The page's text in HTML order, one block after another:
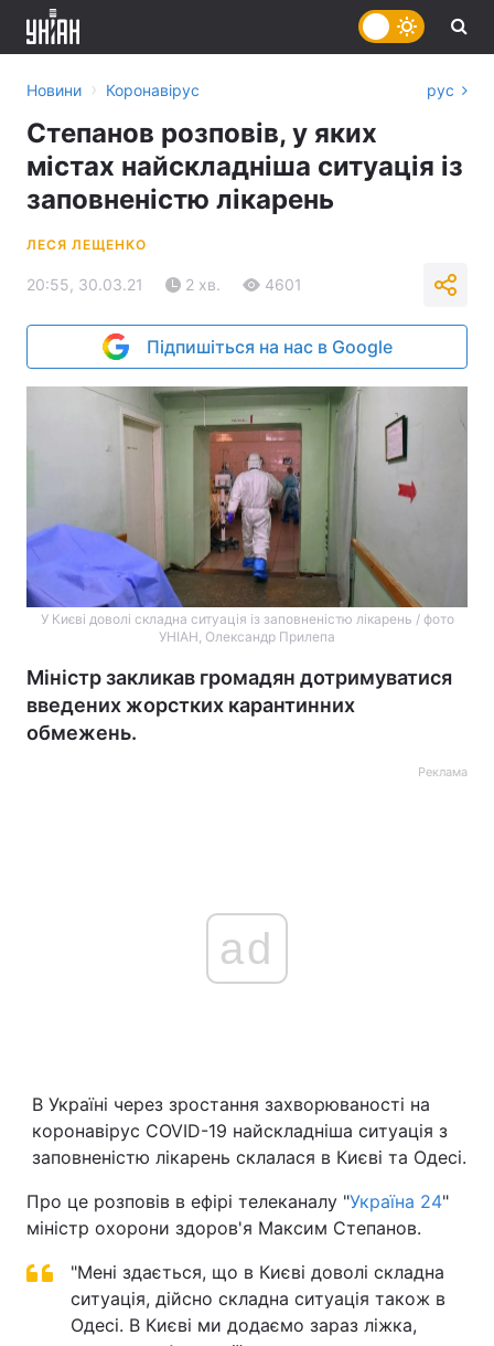
Україна Політика
Спорт Наука
Техно і зв'язок Лайт
Зброя Інциденти
Новини › Коронавірус рус
Степанов розповів, у яких
містах найскладніша ситуація із
заповненістю лікарень
ЛЕСЯ ЛЕЩЕНКО
20:55, 30.03.21 2 хв. 4601
Підпишіться на нас в Google
У Києві доволі складна ситуація із заповненістю лікарень / фото
УНІАН, Олександр Прилепа
Міністр закликав громадян дотримуватися
введених жорстких карантинних
обмежень.
Реклама
ad
В Україні через зростання захворюваності на
коронавірус COVID-19 найскладніша ситуація з
заповненістю лікарень склалася в Києві та Одесі.
Про це розповів в ефірі телеканалу "Україна 24"
міністр охорони здоров'я Максим Степанов.
"Мені здається, що в Києві доволі складна
ситуація, дійсно складна ситуація також в
Одесі. В Києві ми додаємо зараз ліжка,